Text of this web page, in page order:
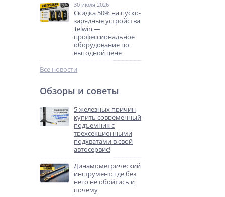
30 июля 2026
Скидка 50% на пуско-
зарядные устройства
Telwin —
профессиональное
оборудование по
выгодной цене
Все новости
Обзоры и советы
5 железных причин
купить современный
подъемник с
трехсекционными
подхватами в свой
автосервис!
Динамометрический
инструмент: где без
него не обойтись и
почему